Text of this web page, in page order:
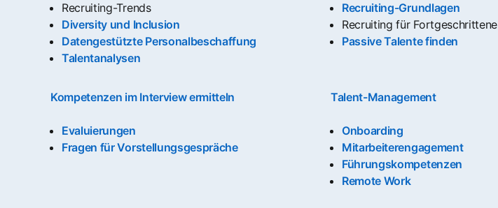
Recruiting-Trends
Diversity und Inclusion
Datengestützte Personalbeschaffung
Talentanalysen
Recruiting-Grundlagen
Recruiting für Fortgeschrittene
Passive Talente finden
Kompetenzen im Interview ermitteln
Evaluierungen
Fragen für Vorstellungsgespräche
Talent-Management
Onboarding
Mitarbeiterengagement
Führungskompetenzen
Remote Work